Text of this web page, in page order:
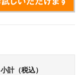
小計（税込）